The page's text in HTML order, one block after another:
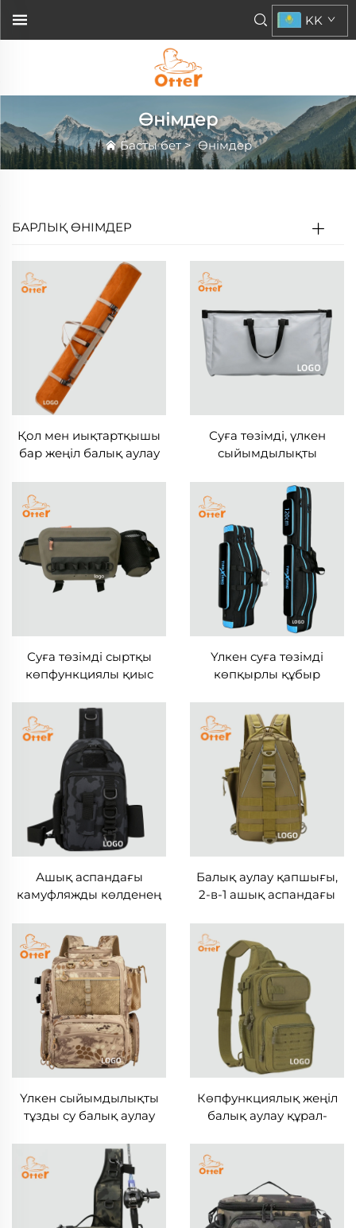
KK
Өнімдер
Басты бет>Өнімдер
БАРЛЫҚ ӨНІМДЕР
Қол мен иықтартқышы
бар жеңіл балық аулау
Суға төзімді, үлкен
сыйымдылықты
балық аулау қапшығы
Суға төзімді сыртқы
көпфункциялы қиыс
тасымалданатын сантоқ
Үлкен суға төзімді
көпқырлы құбыр
Ашық аспандағы
камуфляжды көлденең
Балық аулау қапшығы,
2-в-1 ашық аспандағы
Үлкен сыйымдылықты
тұзды су балық аулау
қапшығы
Көпфункциялық жеңіл
балық аулау құрал-